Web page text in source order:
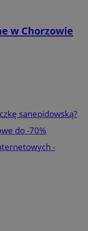
w Chorzowie
sanepidowską?
do -70%
-